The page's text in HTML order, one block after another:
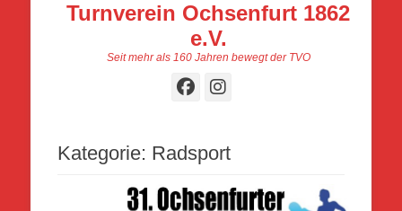
Turnverein Ochsenfurt 1862
e.V.
Seit mehr als 160 Jahren bewegt der TVO
Facebook
Instagram
Kategorie: Radsport